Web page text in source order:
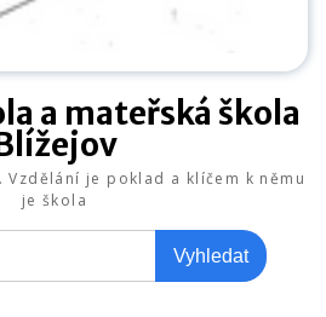
a mateřská škola
Vzdělání je poklad a klíčem k němu
je škola